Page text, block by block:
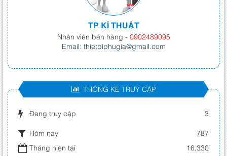
TP KĨ THUẬT
Nhân viên bán hàng - 0902489095
Email: thietbiphugia@gmail.com
THỐNG KÊ TRUY CẬP
Đang truy cập 3
Hôm nay
787
Tháng hiện tại
16,330